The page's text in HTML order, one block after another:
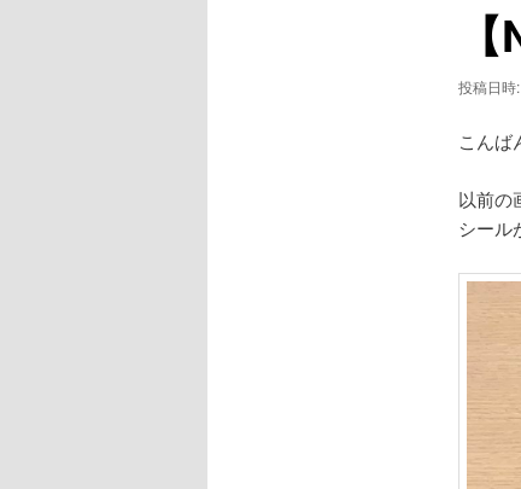
投稿日時:
こんば
以前の
シール